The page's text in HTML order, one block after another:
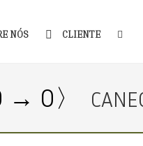
NÓS CLIENTE
→ 0〉